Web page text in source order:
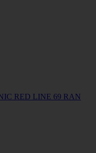
RED LINE 69 RAN